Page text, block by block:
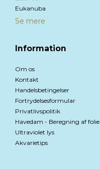
Eukanuba
Se mere
Information
Om os
Kontakt
Handelsbetingelser
Fortrydelsesformular
Privatlivspolitik
Havedam - Beregning af folie
Ultraviolet lys
Akvarietips